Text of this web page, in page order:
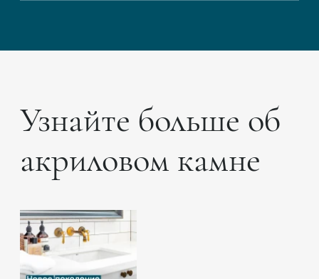
Узнайте больше об
акриловом камне